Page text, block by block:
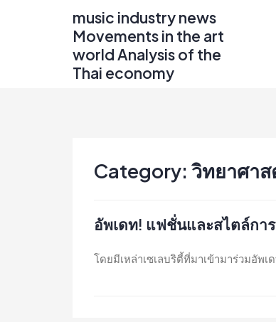
music industry news
Movements in the art
world Analysis of the
Thai economy
Category: วิทยาศา
อัพเดท! แฟชั่นและสไตล์กา
โดยมีเหล่าเซเลบริตี้ที่มาเข้ามาร่วมอัพ